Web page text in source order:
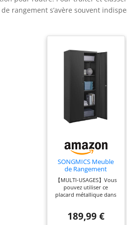
rangement s’avère souvent
SONGMICS Meuble
de Rangement
Bureau, en Acier,
Placard, 5 Niveaux, 40
x 80 x 180 cm,
Doubles Portes,
Outils, Étagères
Réglables, pour
【MULTI-USAGES】Vous
pouvez utiliser ce
placard métallique dans
des classeurs pour
189,99 €